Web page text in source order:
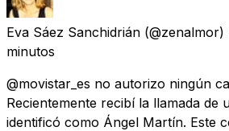
Eva Sáez Sanchidrián
minutos
@movistar_es no autorizo ningún
Recientemente recibí la llamada de
identificó como Ángel Martín. Este